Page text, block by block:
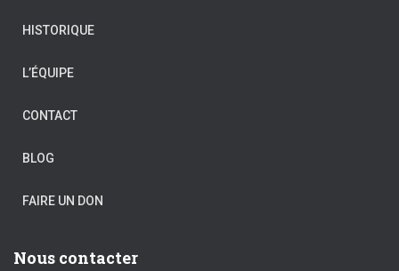
HISTORIQUE
L’ÉQUIPE
CONTACT
BLOG
FAIRE UN DON
Nous contacter